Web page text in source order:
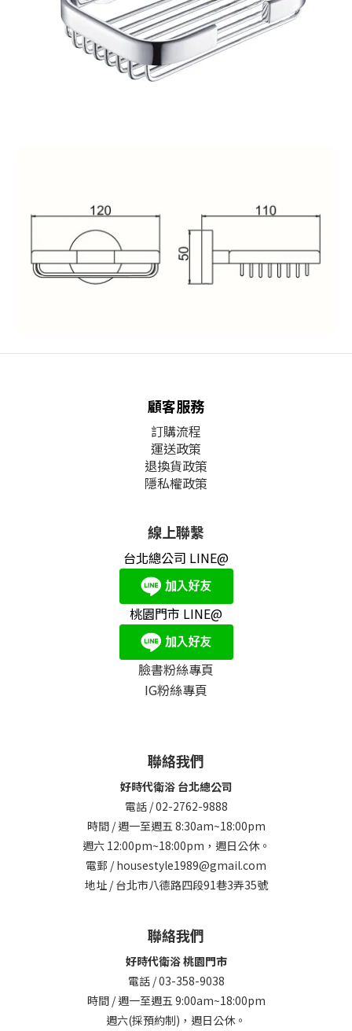
顧客服務
訂購流程
運送政策
退換貨政策
隱私權政策
線上聯繫
台北總公司 LINE@
桃園門市 LINE@
臉書粉絲專頁
IG粉絲專頁
聯絡我們
好時代衛浴 台北總公司
電話 / 02-2762-9888
時間 / 週一至週五 8:30am~18:00pm
週六 12:00pm~18:00pm，週日公休。
電郵 / housestyle1989@gmail.com
地址 / 台北市八德路四段91巷3弄35號
聯絡我們
好時代衛浴 桃園門市
電話 / 03-358-9038
時間 / 週一至週五 9:00am~18:00pm
週六(採預約制)，週日公休。